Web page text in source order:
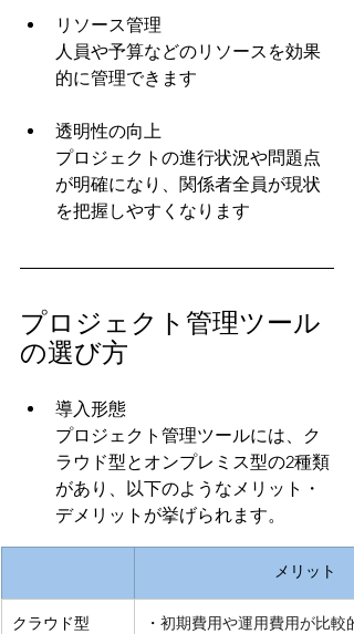
リソース管理
人員や予算などのリソースを効果
的に管理できます
透明性の向上
プロジェクトの進行状況や問題点
が明確になり、関係者全員が現状
を把握しやすくなります
プロジェクト管理ツール
の選び方
導入形態
プロジェクト管理ツールには、ク
ラウド型とオンプレミス型の2種類
があり、以下のようなメリット・
デメリットが挙げられます。
メリット
クラウド型 ・ 初期費用や運用費用が比較